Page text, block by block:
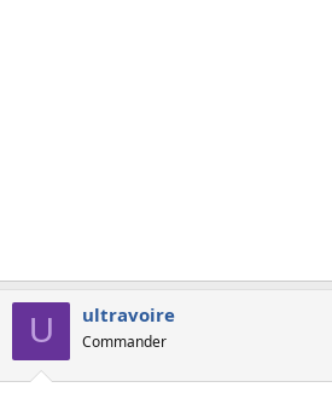
U ultravoire
Commander